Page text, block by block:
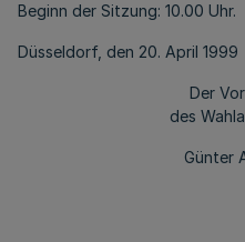
Beginn der Sitzung: 10.00 Uhr.
Düsseldorf, den 20. April 1999
Der
des
Günter